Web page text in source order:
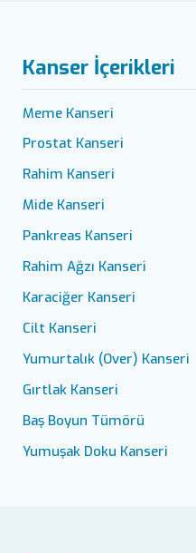
Kanser İçerikleri
Meme Kanseri
Prostat Kanseri
Rahim Kanseri
Mide Kanseri
Pankreas Kanseri
Rahim Ağzı Kanseri
Karaciğer Kanseri
Cilt Kanseri
Yumurtalık (Over) Kanseri
Gırtlak Kanseri
Baş Boyun Tümörü
Yumuşak Doku Kanseri